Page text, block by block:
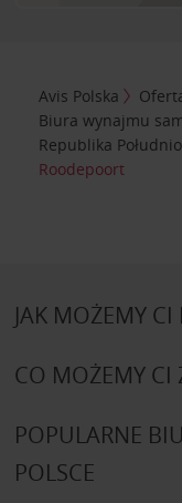
Avis Polska
Biura wynajmu
Republika
Roodepoort
JAK MOŻEMY
CO MOŻEMY CI
POPULARNE
POLSCE